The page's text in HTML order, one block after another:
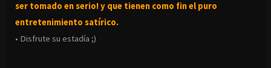
ser tomado en serio! y que tienen como fin el puro
entretenimiento satírico.
• Disfrute su estadía ;)